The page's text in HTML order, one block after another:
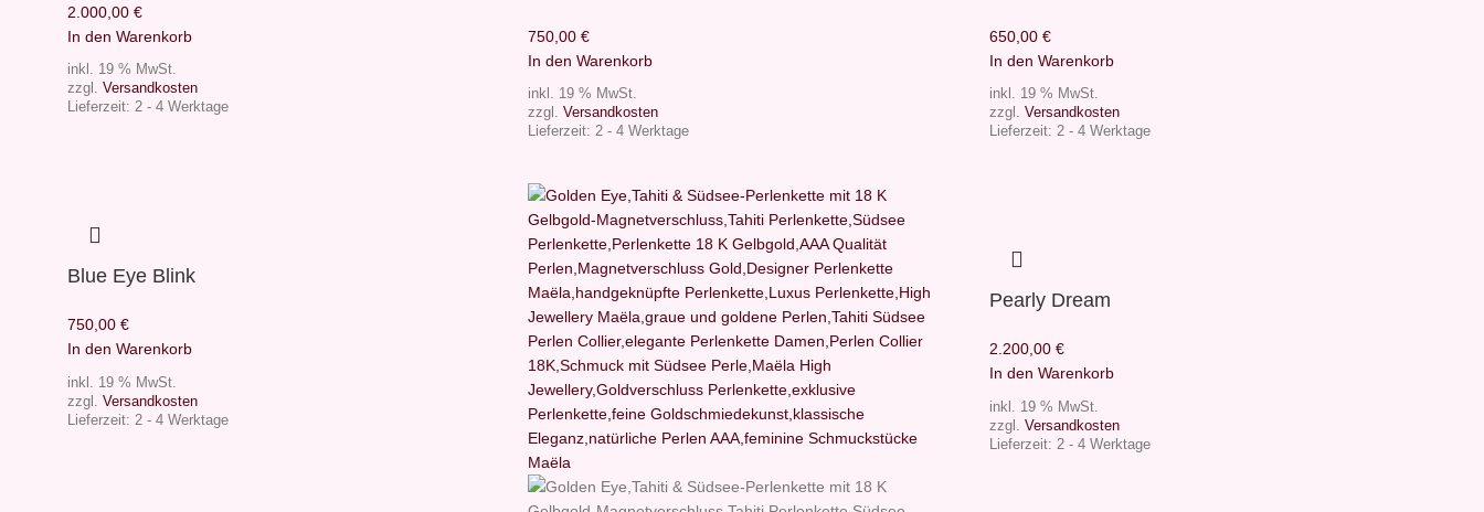
2.000,00 €
In den Warenkorb
inkl. 19 % MwSt.
zzgl. Versandkosten
Lieferzeit: 2 - 4 Werktage
750,00€
In den Warenkorb
inkl. 19 % MwSt.
zzgl.Versandkosten
Lieferzeit:2 - 4 Werktage
650,00 €
In den Warenkorb
inkl. 19 % MwSt.
zzgl. Versandkosten
Lieferzeit: 2 - 4 Werktage
Blue Eye Blink
750,00 €
In den Warenkorb
inkl. 19 % MwSt.
zzgl. Versandkosten
Lieferzeit: 2 - 4 Werktage
Pearly Dream
2.200,00 €
In den Warenkorb
inkl. 19 % MwSt.
zzgl. Versandkosten
Lieferzeit: 2 - 4 Werktage